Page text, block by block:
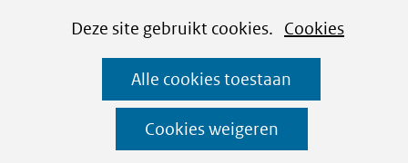
CookiesDeze site gebruikt cookies. Cookies
Alle cookies toestaan
Cookies weigeren
Ga
naar
de
inhoud